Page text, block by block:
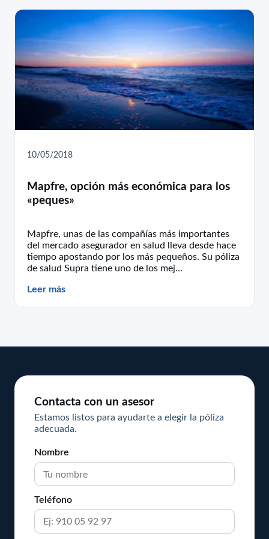
10/05/2018
Mapfre, opción más económica para los
«peques»
Mapfre, unas de las compañías más importantes
del mercado asegurador en salud lleva desde hace
tiempo apostando por los más pequeños. Su póliza
de salud Supra tiene uno de los mej…
Leer más
Contacta con un asesor
Estamos listos para ayudarte a elegir la póliza
adecuada.
Nombre
Teléfono